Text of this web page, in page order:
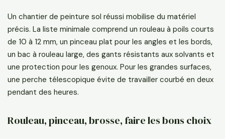
Un chantier de peinture sol réussi mobilise du matériel
précis. La liste minimale comprend un rouleau à poils courts
de 10 à 12 mm, un pinceau plat pour les angles et les bords,
un bac à rouleau large, des gants résistants aux solvants et
une protection pour les genoux. Pour les grandes surfaces,
une perche télescopique évite de travailler courbé en deux
pendant des heures.
Rouleau, pinceau, brosse, faire les bons choix